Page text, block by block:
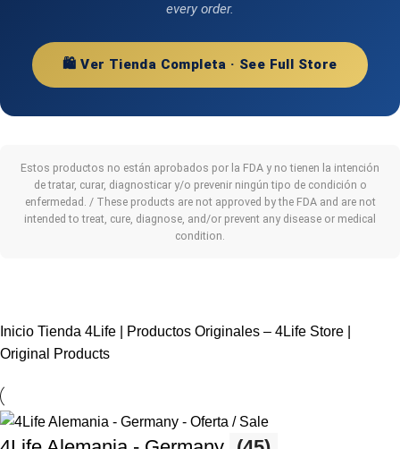
every order.
🛍️ Ver Tienda Completa · See Full Store
Estos productos no están aprobados por la FDA y no tienen la intención
de tratar, curar, diagnosticar y/o prevenir ningún tipo de condición o
enfermedad. / These products are not approved by the FDA and are not
intended to treat, cure, diagnose, and/or prevent any disease or medical
condition.
Inicio Tienda 4Life | Productos Originales – 4Life Store |
Original Products